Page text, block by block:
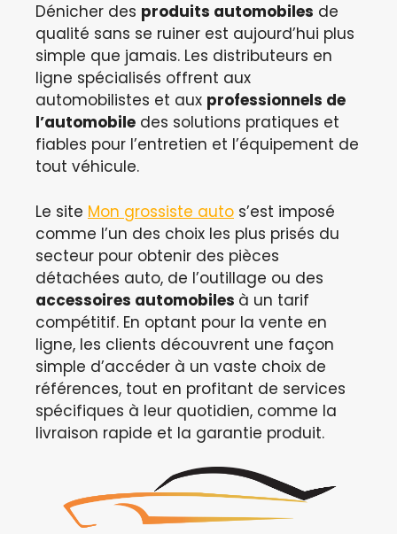
Dénicher des produits automobiles de
qualité sans se ruiner est aujourd’hui plus
simple que jamais. Les distributeurs en
ligne spécialisés offrent aux
automobilistes et aux professionnels de
l’automobile des solutions pratiques et
fiables pour l’entretien et l’équipement de
tout véhicule.
Le site Mon grossiste auto s’est imposé
comme l’un des choix les plus prisés du
secteur pour obtenir des pièces
détachées auto, de l’outillage ou des
accessoires automobiles à un tarif
compétitif. En optant pour la vente en
ligne, les clients découvrent une façon
simple d’accéder à un vaste choix de
références, tout en profitant de services
spécifiques à leur quotidien, comme la
livraison rapide et la garantie produit.